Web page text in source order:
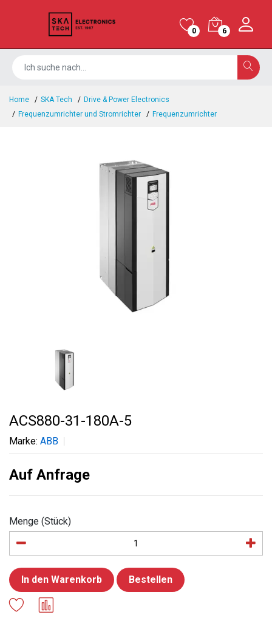
0 6
Home SKA Tech
Drive & Power Electronics
Frequenzumrichter und Stromrichter
Frequenzumrichter
ACS880-31-180A-5
Marke: ABB
Auf Anfrage
Menge (Stück)
In den Warenkorb Bestellen